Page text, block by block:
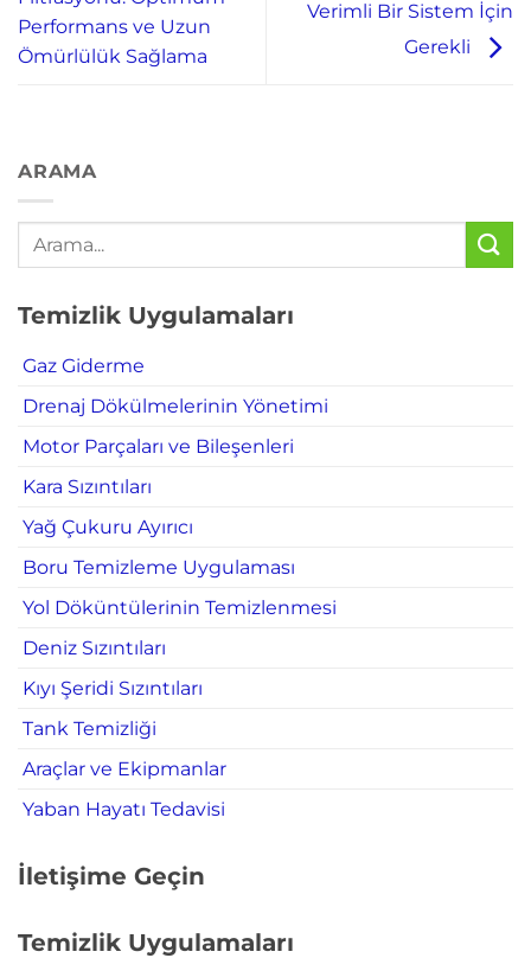
Performans ve Uzun
Ömürlülük Sağlama
Verimli Bir Sistem İçin
Gerekli
ARAMA
Temizlik Uygulamaları
Gaz Giderme
Drenaj Dökülmelerinin Yönetimi
Motor Parçaları ve Bileşenleri
Kara Sızıntıları
Yağ Çukuru Ayırıcı
Boru Temizleme Uygulaması
Yol Döküntülerinin Temizlenmesi
Deniz Sızıntıları
Kıyı Şeridi Sızıntıları
Tank Temizliği
Araçlar ve Ekipmanlar
Yaban Hayatı Tedavisi
İletişime Geçin
Temizlik Uygulamaları